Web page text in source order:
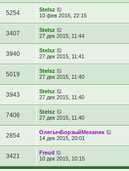
5254
Stelsz
10 фев 2016, 22:15
3407
Stelsz
27 дек 2015, 11:44
3940
Stelsz
27 дек 2015, 11:41
5019
Stelsz
27 дек 2015, 11:40
3943
Stelsz
27 дек 2015, 11:40
7406
Stelsz
27 дек 2015, 11:40
2854
ОлегычБорзыйМеханик
14 дек 2015, 20:01
3421
Freud
10 дек 2015, 10:15